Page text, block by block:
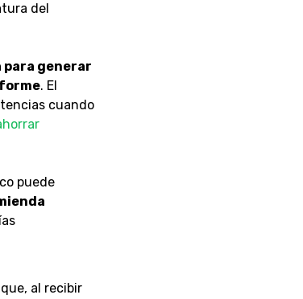
del
para generar
. El
cuando
puede
al recibir